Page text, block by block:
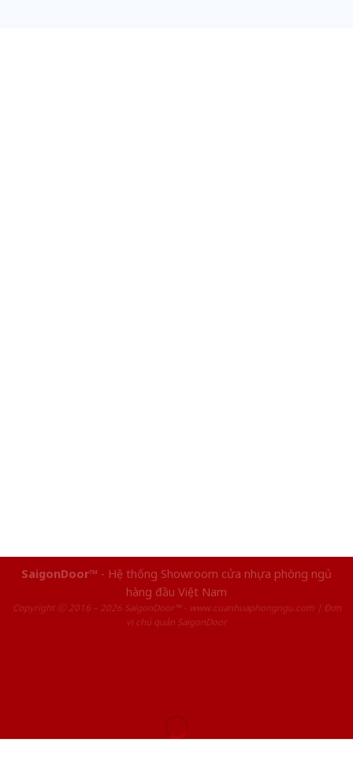
SaigonDoor™ - Hệ thống Showroom cửa nhựa phòng ngủ
hàng đầu Việt Nam
Copyright ⓒ 2016 – 2026 SaigonDoor™ - www.cuanhuaphongngu.com | Đơn
vị chủ quản SaigonDoor